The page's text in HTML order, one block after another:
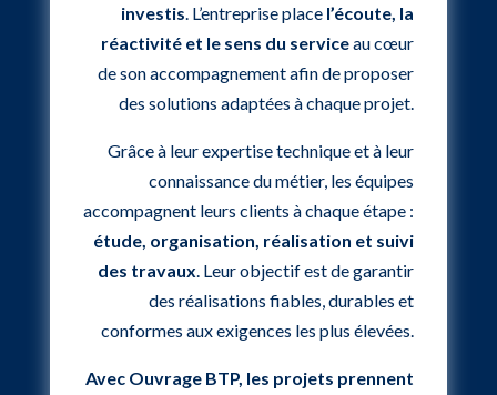
investis . L’entreprise place l’écoute, la
réactivité et le sens du serviceau cœur
de son accompagnement afin de proposer
des solutions adaptées à chaque projet.
Grâce à leur expertise technique et à leur
connaissance du métier, les équipes
accompagnent leurs clients à chaque étape :
étude, organisation, réalisation et suivi
des travaux . Leur objectif est de garantir
des réalisations fiables, durables et
conformes aux exigences les plus élevées.
Avec Ouvrage BTP, les projets prennent